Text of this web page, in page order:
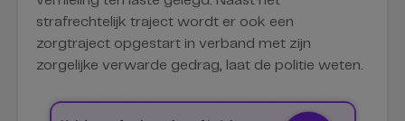
strafrechtelijk traject wordt er ook een
zorgtraject opgestart in verband met zijn
zorgelijke verwarde gedrag, laat de politie weten.